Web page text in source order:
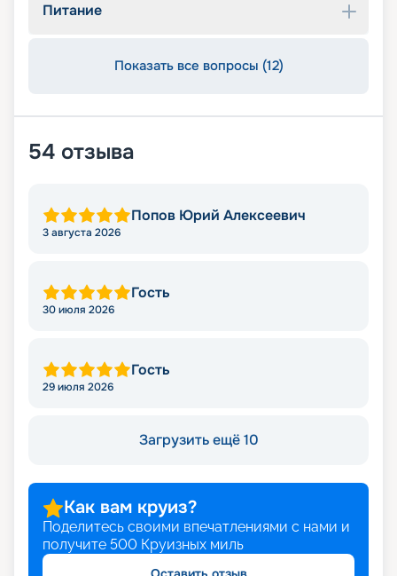
Питание
Показать все вопросы (12)
54 отзыва
Попов Юрий Алексеевич
3 августа 2026
Гость
30 июля 2026
Гость
29 июля 2026
Загрузить ещё 10
Как вам круиз?
Поделитесь своими впечатлениями с нами и
получите 500 Круизных миль